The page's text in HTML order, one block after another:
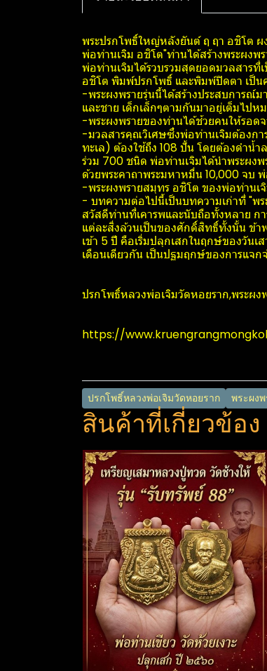
พระปรกโพธิ์​ใหญ่หลังยันต์ ฤ ฤา อชิโต
พ่อท่านเจิม อชิโต"ท่านได้สร้างพระผงพ
พ่อท่านเจิมได้รวบรวมสุดยอดมวลสารที่
อชิโต พิมพ์ปรกโพธิ์ และพิมพ์ปิดตา เป็น
-​พระผงพรายรุ่นนี้ได้สร้างประสบการณ์
และชาย เด็กเล็กๆตามกันมาอยู่เต็มไป
-​พระผงพรายของท่านได้ช้วยคนให้รอด
-​มวลสารคุณวิเศษซึ่งพ่อท่านเจิมต้องกา
ทะเล) ต้องใช้ถึง 108 ปั้น โดยต้องดำน้
ร่วม 700 ชนิด พ่อท่านเจิมได้นำพระผง
ด้วยพระคาถาพระมหาหมื่น 10,000 จบ
-​พระผงพรายสมุทร อชิโต ของพ่อท่าน
-​ บทความต่อไปนี้เป็นบทความเก่าที่ "พ
สวัสดีท่านที่เคารพและนับถือทั้งหลาย ก
แต่ละสิ่งล้วนเป็นของศักดิ์สิทธิ์ทั้งนั้น ข้า
เข้า 5 ปี คือเริ่มปลุกเสกในฤกษ์ของวันเ
เดือนเดียวกัน เป็นปฐมฤกษ์ของการแจ
ปรกโพธิ์หลวงพ่อเจิมวัดหอยราก,พระผง
https://
ปรกโพธิ์หลวงพ่อเจิมวัดหอยราก พระผง
สินค้าที่เกี่ยวข้อง